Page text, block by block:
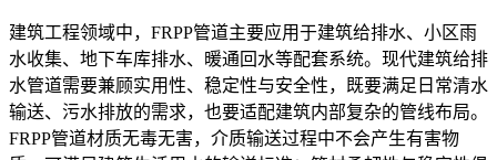
建筑工程领域中，FRPP管道主要应用于建筑给排水、小区雨
水收集、地下车库排水、暖通回水等配套系统。现代建筑给排
水管道需要兼顾实用性、稳定性与安全性，既要满足日常清水
输送、污水排放的需求，也要适配建筑内部复杂的管线布局。
FRPP管道材质无毒无害，介质输送过程中不会产生有害物